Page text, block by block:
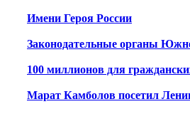
Имени Героя России
Законодательные органы
100 миллионов для
Марат Камболов посетил